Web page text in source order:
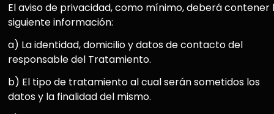
El aviso de privacidad, como mínimo, deberá contener
siguiente información:
a) La identidad, domicilio y datos de contacto del
responsable del Tratamiento.
b) El tipo de tratamiento al cual serán sometidos los
datos y la finalidad del mismo.